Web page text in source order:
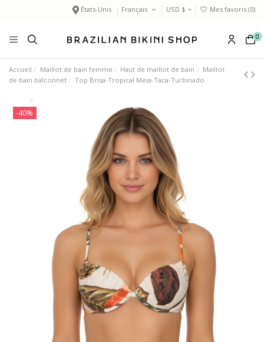
États-Unis Français USD $ Mes favoris (0)
0
Accueil Maillot de bain femme Haut de maillot de bain
Maillot
de bain balconnet
Top Brisa-Tropical Meia-Taca-Turbinado
-40%